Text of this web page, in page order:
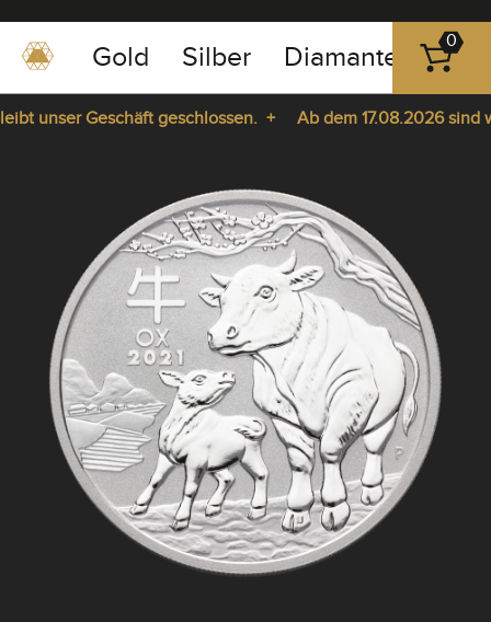
0351
-
43
Gold Silber Diamanten
0
unser Geschäft geschlossen. +
Ab dem 17.08.2026 sind